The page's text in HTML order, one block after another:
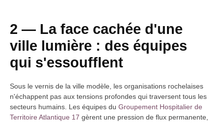
2 — La face cachée d'une
ville lumière : des équipes
qui s'essoufflent
Sous le vernis de la ville modèle, les organisations rochelaises
n'échappent pas aux tensions profondes qui traversent tous les
secteurs humains. Les équipes du Groupement Hospitalier de
Territoire Atlantique 17 gèrent une pression de flux permanente,